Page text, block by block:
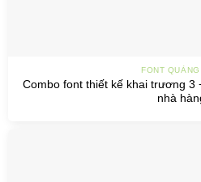
FONT
Combo font thiết kế khai trương 3
nhà